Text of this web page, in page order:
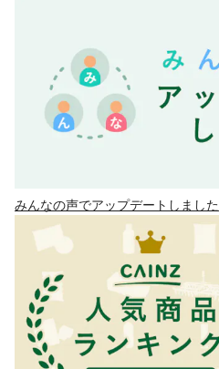
みんなの声でアップデートしました